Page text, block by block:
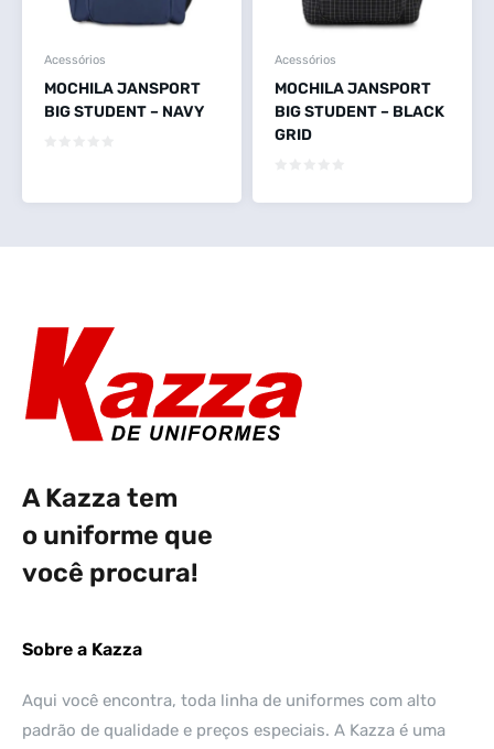
Acessórios
MOCHILA JANSPORT
BIG STUDENT – NAVY
Acessórios
MOCHILA JANSPORT
BIG STUDENT – BLACK
GRID
A Kazza tem
o uniforme que
você procura!
Sobre a Kazza
Aqui você encontra, toda linha de uniformes com alto
padrão de qualidade e preços especiais. A Kazza é uma